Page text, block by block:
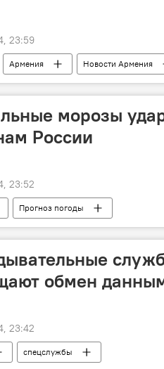
23:59
Армения Новости Армения
морозы
России
23:52
Прогноз погоды
обмен
23:42
спецслужбы